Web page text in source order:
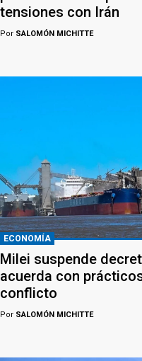
tensiones con Irán
Por SALOMÓN MICHITTE
ECONOMÍA
Milei suspende
acuerda con
conflicto
Por SALOMÓN MICHITTE